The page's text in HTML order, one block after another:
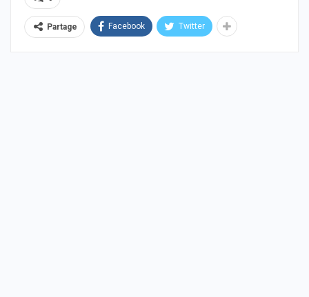
Partage Facebook Twitter